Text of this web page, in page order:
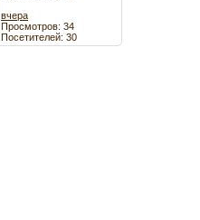
вчера
Просмотров: 34
Посетителей: 30